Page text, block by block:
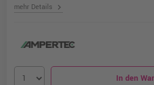
mehr Details chevron_right
In den